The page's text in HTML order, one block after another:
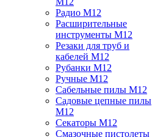
Радио M12
Расширительные
инструменты M12
Резаки для труб и
кабелей M12
Рубанки M12
Ручные M12
Сабельные пилы M12
Садовые цепные пилы
M12
Секаторы M12
Смазочные пистолеты